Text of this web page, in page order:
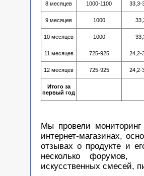
8 месяцев 1000-1100 33,3-
9 месяцев 1000
10 месяцев 1000
11 месяцев 725-925 24,2-
12 месяцев 725-925 24,2-
Итого за
первый год
Мы провели мониторинг
интернет-магазинах,
отзывах о продукте и
несколько форумов,
искусственных смесей,